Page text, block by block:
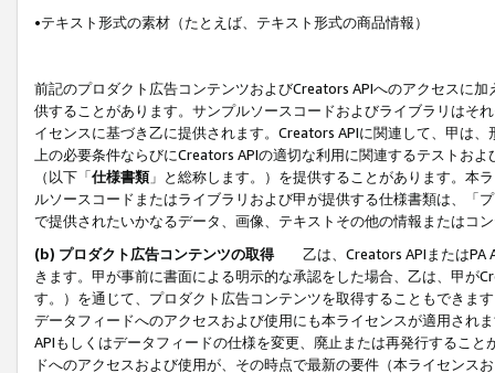
•テキスト形式の素材（たとえば、テキスト形式の商品情報）
前記のプロダクト広告コンテンツおよびCreators APIへのアクセスに
供することがあります。サンプルソースコードおよびライブラリはそ
イセンスに基づき乙に提供されます。Creators APIに関連して、甲は
上の必要条件ならびにCreators APIの適切な利用に関連するテストお
（以下「仕様書類」と総称します。）を提供することがあります。本
ルソースコードまたはライブラリおよび甲が提供する仕様書類は、「
で提供されたいかなるデータ、画像、テキストその他の情報またはコ
(b) プロダクト広告コンテンツの取得
乙は、Creators APIまたはPA
きます。甲が事前に書面による明示的な承認をした場合、乙は、甲が
す。）を通じて、プロダクト広告コンテンツを取得することもできま
データフィードへのアクセスおよび使用にも本ライセンスが適用され
APIもしくはデータフィードの仕様を変更、廃止または再発行するこ
ドへのアクセスおよび使用が、その時点で最新の要件（本ライセン